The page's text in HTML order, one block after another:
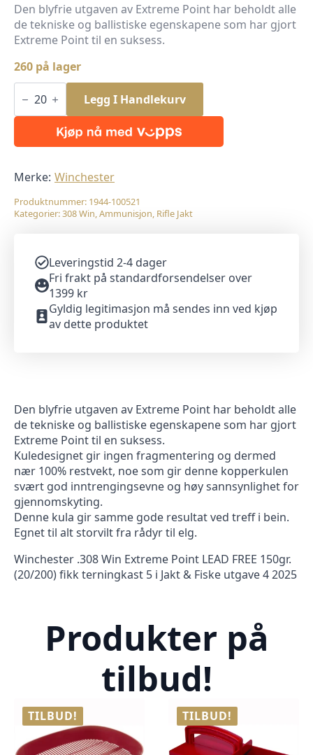
Den blyfrie utgaven av Extreme Point har beholdt alle
de tekniske og ballistiske egenskapene som har gjort
Extreme Point til en suksess.
260 på lager
Winchester
.308
Point
FREE
antall
Legg I Handlekurv
Merke: Winchester
Produktnummer: 1944-100521
Kategorier:308 Win,Ammunisjon, Rifle Jakt
Leveringstid 2-4 dager
Fri frakt på standardforsendelser over
1399 kr
Gyldig legitimasjon må sendes inn ved kjøp
av dette produktet
Den blyfrie utgaven av Extreme Point har beholdt alle
de tekniske og ballistiske egenskapene som har gjort
Extreme Point til en suksess.
Kuledesignet gir ingen fragmentering og dermed
nær 100% restvekt, noe som gir denne kopperkulen
svært god inntrengingsevne og høy sannsynlighet for
gjennomskyting.
Denne kula gir samme gode resultat ved treff i bein.
Egnet til alt storvilt fra rådyr til elg.
Winchester .308 Win Extreme Point LEAD FREE 150gr.
(20/200) fikk terningkast 5 i Jakt & Fiske utgave 4 2025
Produkter på
tilbud!
TILBUD! TILBUD!